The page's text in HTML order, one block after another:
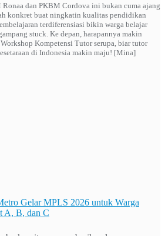
dan PKBM Cordova ini bukan cuma ajang
konkret buat ningkatin kualitas pendidikan
terdiferensiasi bikin warga belajar
stuck. Ke depan, harapannya makin
Kompetensi Tutor serupa, biar tutor
di Indonesia makin maju! [Mina]
Gelar MPLS 2026 untuk Warga
A, B, dan C